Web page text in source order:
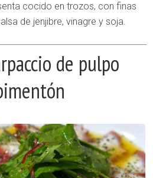
cocido en trozos, con finas
de jenjibre, vinagre y soja.
de pulpo